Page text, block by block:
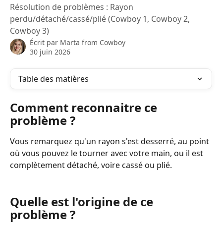
Résolution de problèmes : Rayon
perdu/détaché/cassé/plié (Cowboy 1, Cowboy 2,
Cowboy 3)
Écrit par Marta from Cowboy
30 juin 2026
Table des matières
Comment reconnaitre ce
problème ?
Vous remarquez qu'un rayon s'est desserré, au point
où vous pouvez le tourner avec votre main, ou il est
complètement détaché, voire cassé ou plié.
Quelle est l'origine de ce
problème ?